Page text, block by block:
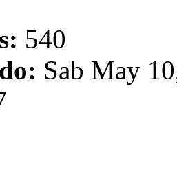
540
Sab May